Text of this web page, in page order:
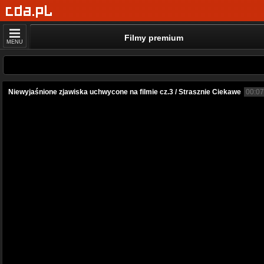
MENU Filmy premium
Niewyjaśnione zjawiska uchwycone na filmie cz.3 / Strasznie Ciekawe